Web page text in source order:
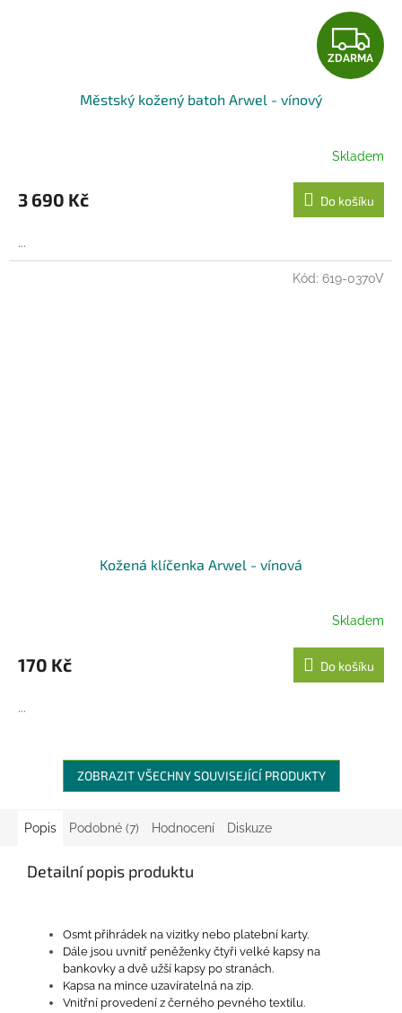
Z
D
R
M
A
ZDARMA
Městský kožený batoh Arwel - vínový
Skladem
3 690 Kč Do košíku
...
Kožená klíčenka Arwel - vínová
Skladem
170 Kč Do košíku
...
Kód: 619-0370V
ZOBRAZIT VŠECHNY SOUVISEJÍCÍ PRODUKTY
Popis Podobné (7) Hodnocení Diskuze
Detailní popis produktu
Osmt přihrádek na vizitky nebo platební karty.
Dále jsou uvnitř peněženky čtyři velké kapsy na
bankovky a dvě užší kapsy po stranách.
Kapsa na mince uzavíratelná na zip.
Vnitřní provedení z černého pevného textilu.